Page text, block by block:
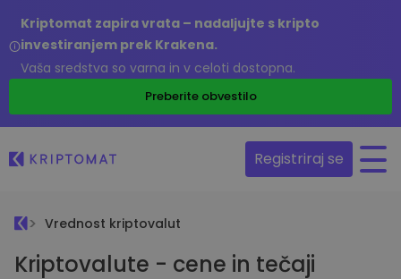
Kriptomat zapira vrata – nadaljujte s kripto
investiranjem prek Krakena.
Vaša sredstva so varna in v celoti dostopna.
Preberite obvestilo
Registriraj se
Vrednost kriptovalut
Kriptovalute - cene in tečaji